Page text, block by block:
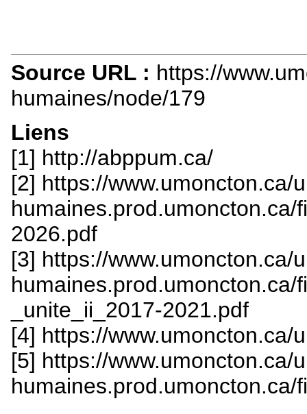
Source URL : https://
humaines/node/179
Liens
[1] http://abppum.ca/
[2] https://www.umoncton.ca/
2026.pdf
[3] https://www.umoncton.ca/
_unite_ii_2017-2021.pdf
[4] https://www.umoncton.ca/
[5] https://www.umoncton.ca/